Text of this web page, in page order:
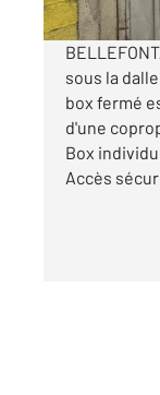
sous la
box fermé
d'une
Box
Accès